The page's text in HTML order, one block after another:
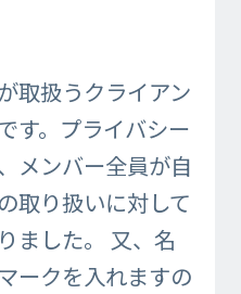
取扱うクライアン
す。プライバシー
メンバー全員が自
取り扱いに対して
ました。 又、名
ークを入れますの